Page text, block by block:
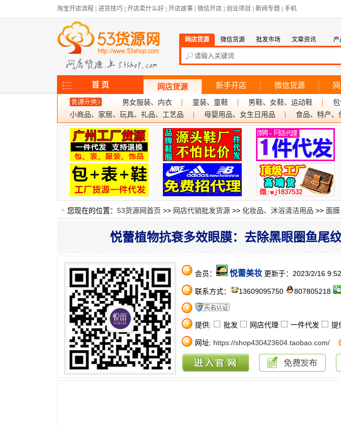
淘宝开店流程 进货技巧 开店卖什么好 开店故事 微信开店 创业项目 新闻专题 手机
网店货源 微信货源 批发市场 文章资讯 产
首 页 网店货源 新手开店 微信货源
男女服装、内衣 童装、童鞋 男鞋、女鞋、运动鞋
小商品、家居、玩具、礼品、工艺品
母婴用品、女生日用品 食品、特产、
您现在的位置： 53货源网首页 >> 网店代销批发货源 >> 化妆品、沐浴清洁用品 >> 面膜
悦蕾植物抗衰多效眼膜：去除黑眼圈鱼尾
会员： 悦蕾美妆 更新于：2023/2/16
联系方式： 13609095750 807805218
提供: 批发 网店代理 一件代发 提
网址: https://shop430423604.taobao.com/